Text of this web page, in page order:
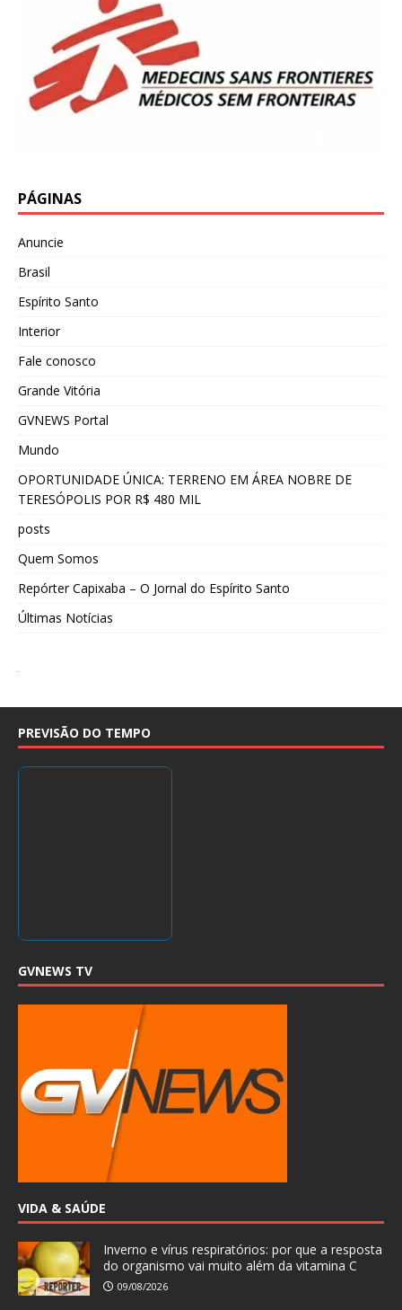
PÁGINAS
Anuncie
Brasil
Espírito Santo
Interior
Fale conosco
Grande Vitória
GVNEWS Portal
Mundo
OPORTUNIDADE ÚNICA: TERRENO EM ÁREA NOBRE DE
TERESÓPOLIS POR R$ 480 MIL
posts
Quem Somos
Repórter Capixaba – O Jornal do Espírito Santo
Últimas Notícias
PREVISÃO DO TEMPO
GVNEWS TV
VIDA & SAÚDE
Inverno e vírus respiratórios: por que a resposta
do organismo vai muito além da vitamina C
09/08/2026